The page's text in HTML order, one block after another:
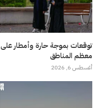
توقعات بموجة حارة وأمطار على
معظم المناطق
أغسطس 6, 2026